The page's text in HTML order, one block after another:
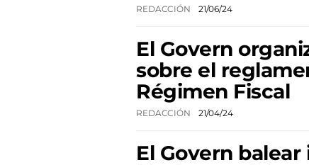
REDACCIÓN 21/06/24
El Govern
sobre el
Régimen Fiscal
REDACCIÓN 21/04/24
El Govern